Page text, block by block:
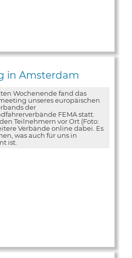
in Amsterdam
Wochenende fand das
unseres europäischen
der
FEMA statt.
Teilnehmern vor Ort (Foto:
Verbände online dabei. Es
was auch für uns in
ist.